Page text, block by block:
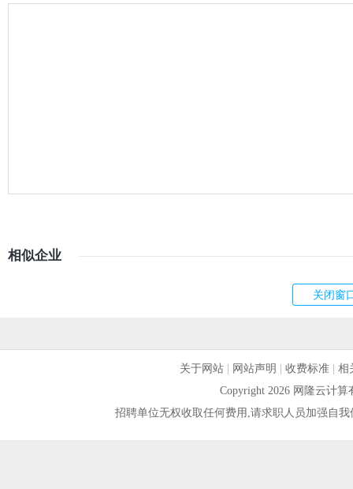
相似企业
关于网站| 网站声明 收费标准| 相
Copyright 2026 网隆云计
招聘单位无权收取任何费用,请求职人员加强自